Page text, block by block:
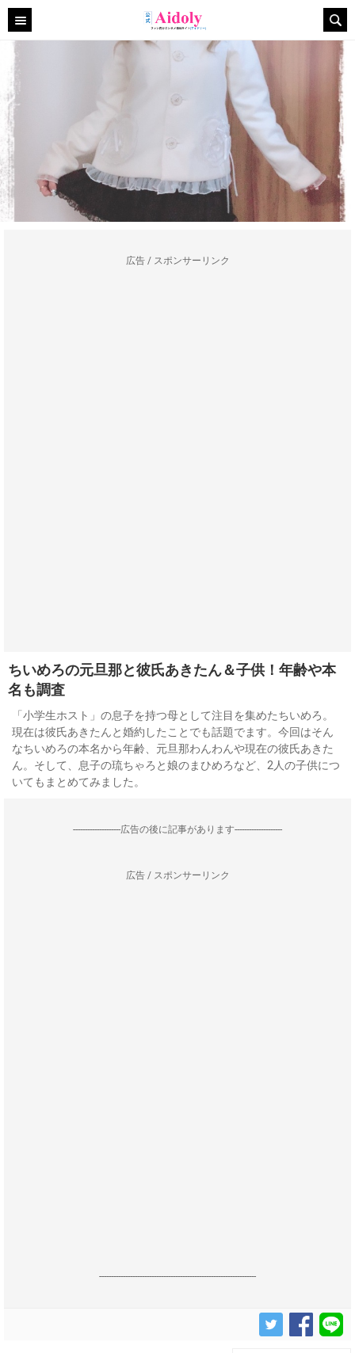
広告 / スポンサーリンク
ちいめろの元旦那と彼氏あきたん＆子供！年齢や本
名も調査
「小学生ホスト」の息子を持つ母として注目を集めたちいめろ。
現在は彼氏あきたんと婚約したことでも話題でます。今回はそん
なちいめろの本名から年齢、元旦那わんわんや現在の彼氏あきた
ん。そして、息子の琉ちゃろと娘のまひめろなど、2人の子供につ
いてもまとめてみました。
--------------------広告の後に記事があります--------------------
広告 / スポンサーリンク
------------------------------------------------------------------